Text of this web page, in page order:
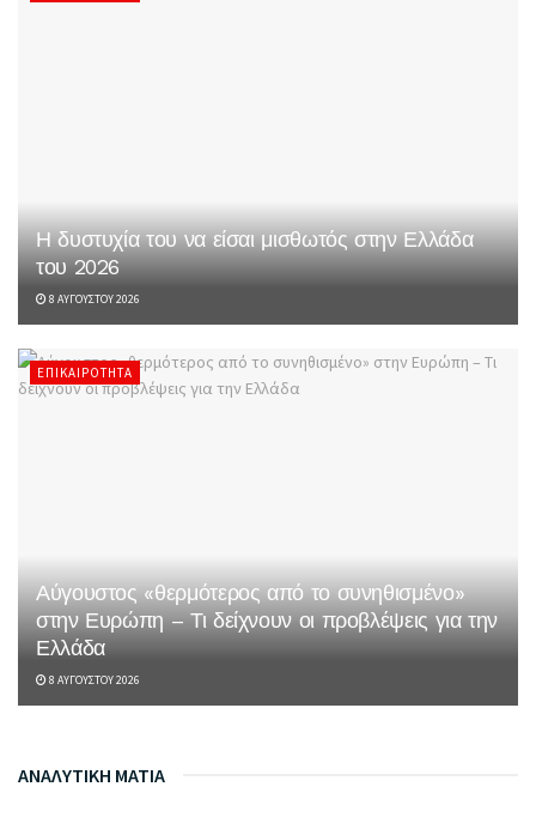
Η δυστυχία του να είσαι μισθωτός στην Ελλάδα
του 2026
8 ΑΥΓΟΎΣΤΟΥ 2026
ΕΠΙΚΑΙΡΌΤΗΤΑ
Αύγουστος «θερμότερος από το συνηθισμένο»
στην Ευρώπη – Τι δείχνουν οι προβλέψεις για την
Ελλάδα
8 ΑΥΓΟΎΣΤΟΥ 2026
ΑΝΑΛΥΤΙΚΗ ΜΑΤΙΑ